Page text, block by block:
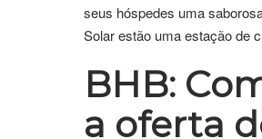
seus hóspedes uma
Solar estão uma estação de
BHB:
a oferta